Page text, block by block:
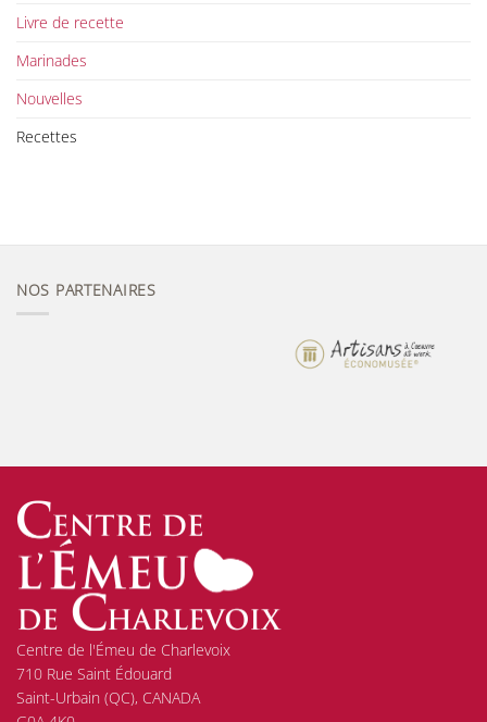
Livre de recette
Marinades
Nouvelles
Recettes
NOS PARTENAIRES
Centre de l'Émeu de Charlevoix
710 Rue Saint Édouard
Saint-Urbain (QC), CANADA